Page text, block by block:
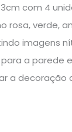
com 4
rosa, verde,
imagens
a
a